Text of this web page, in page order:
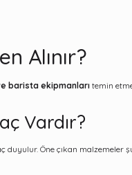
Alınır?
barista ekipmanları temin
Vardır?
Öne çıkan malzemeler